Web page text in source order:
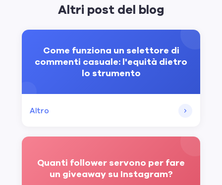
Altri post del blog
Come funziona un selettore di
commenti casuale: l'equità dietro
lo strumento
Altro
Quanti follower servono per fare
un giveaway su Instagram?